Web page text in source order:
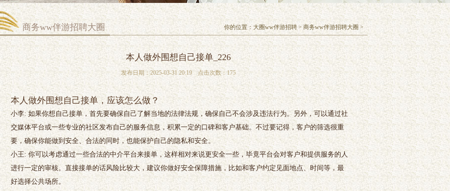
商务ww伴游招聘大圈 你的位置： 大圈ww伴游招聘> 商务ww伴游招聘大圈 >
本人做外围想自己接单_226
发布日期：2025-03-31 20:19 点击次数：175
本人做外围想自己接单，应该怎么做？
小李: 如果你想自己接单，首先要确保自己了解当地的法律法规，确保自己不会涉及违法行为。另外，可以通过社
交媒体平台或一些专业的社区发布自己的服务信息，积累一定的口碑和客户基础。不过要记得，客户的筛选很重
要，确保你能做到安全、合法的同时，也能保护自己的隐私和安全。
小王: 你可以考虑通过一些合法的中介平台来接单，这样相对来说更安全一些，毕竟平台会对客户和提供服务的人
进行一定的审核。直接接单的话风险比较大，建议你做好安全保障措施，比如和客户约定见面地点、时间等，最
好选择公共场所。